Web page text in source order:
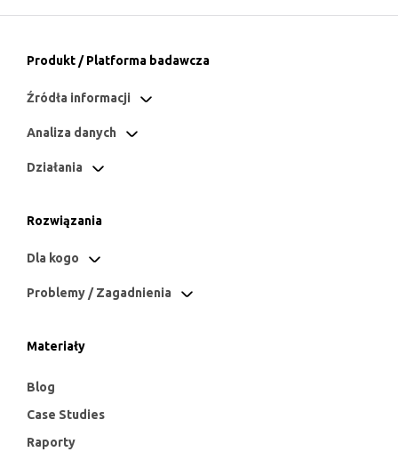
Produkt / Platforma badawcza
Źródła informacji
Analiza danych
Działania
Rozwiązania
Dla kogo
Problemy / Zagadnienia
Materiały
Blog
Case Studies
Raporty